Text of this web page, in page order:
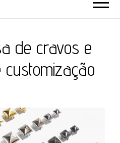
de cravos e
customização